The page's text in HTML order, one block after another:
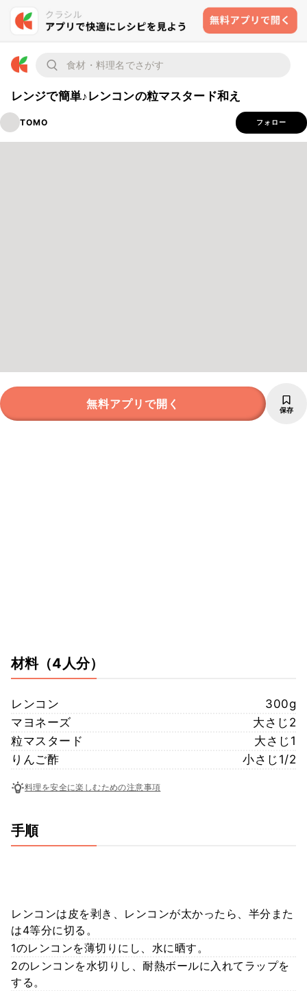
レンジで簡単♪レンコンの粒マスタード和え
TOMO フォロー
無料アプリで開く 保存
材料（4人分）
レンコン
300g
マヨネーズ
大さじ2
粒マスタード
大さじ1
りんご酢
小さじ1/2
料理を安全に楽しむための注意事項
手順
レンコンは皮を剥き、レンコンが太かったら、半分また
は4等分に切る。
1のレンコンを薄切りにし、水に晒す。
2のレンコンを水切りし、耐熱ボールに入れてラップを
する。